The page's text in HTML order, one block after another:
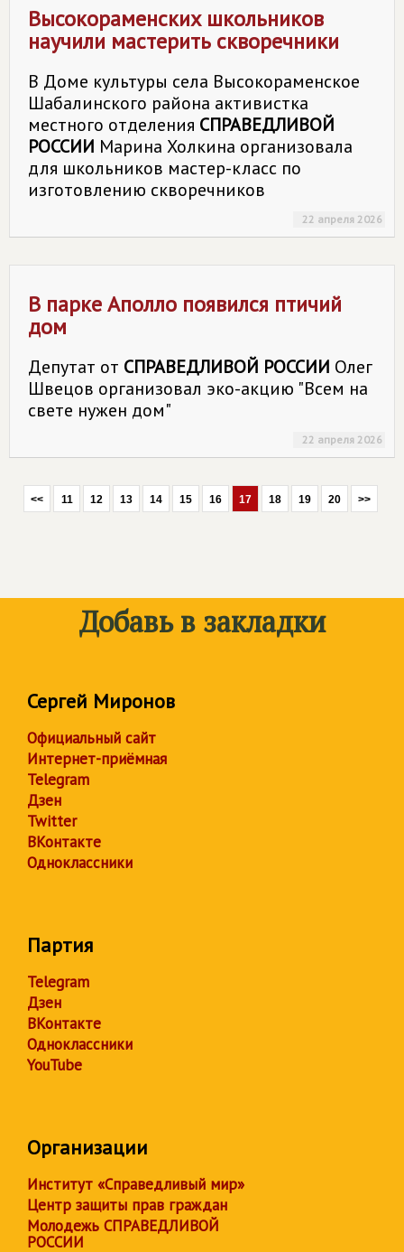
Высокораменских школьников
научили мастерить скворечники
В Доме культуры села Высокораменское
Шабалинского района активистка
местного отделения СПРАВЕДЛИВОЙ
РОССИИ Марина Холкина организовала
для школьников мастер-класс по
изготовлению скворечников
22 апреля 2026
В парке Аполло появился птичий
дом
Депутат от СПРАВЕДЛИВОЙ РОССИИ Олег
Швецов организовал эко-акцию "Всем на
свете нужен дом"
22 апреля 2026
<< 11 12 13 14 15 16 17 18 19 20 >>
Добавь в закладки
Сергей Миронов
Официальный сайт
Интернет-приёмная
Telegram
Дзен
Twitter
ВКонтакте
Одноклассники
Партия
Telegram
Дзен
ВКонтакте
Одноклассники
YouTube
Организации
Институт «Справедливый мир»
Центр защиты прав граждан
Молодежь СПРАВЕДЛИВОЙ
РОССИИ